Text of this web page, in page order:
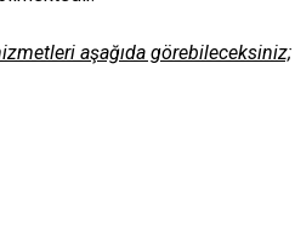
aşağıda görebileceksiniz;